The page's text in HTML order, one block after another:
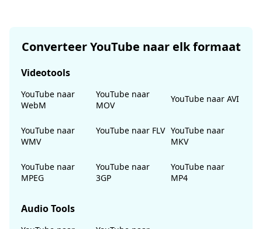
Converteer YouTube naar elk formaat
Videotools
YouTube naar
WebM
YouTube naar
MOV
YouTube naar AVI
YouTube naar
WMV
YouTube naar FLV YouTube naar
MKV
YouTube naar
MPEG
YouTube naar
3GP
YouTube naar
MP4
Audio Tools